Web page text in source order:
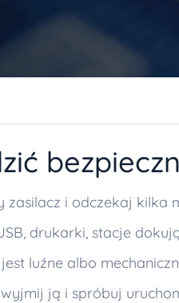
zasilacz i odczekaj kilka
drukarki, stacje
luźne albo
ją i spróbuj